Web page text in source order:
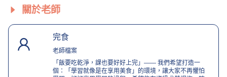
關於老師
完食
老師檔案
「飯要吃乾淨，課也要好好上完」—— 我們希望打造一
個：「學習就像是在享用美食」的環境，讓大家不再懼怕